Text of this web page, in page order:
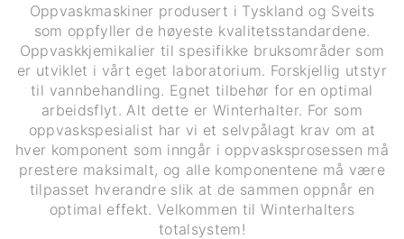
Oppvaskmaskiner produsert i Tyskland og Sveits
som oppfyller de høyeste kvalitetsstandardene.
Oppvaskkjemikalier til spesifikke bruksområder som
er utviklet i vårt eget laboratorium. Forskjellig utstyr
til vannbehandling. Egnet tilbehør for en optimal
arbeidsflyt. Alt dette er Winterhalter. For som
oppvaskspesialist har vi et selvpålagt krav om at
hver komponent som inngår i oppvasksprosessen må
prestere maksimalt, og alle komponentene må være
tilpasset hverandre slik at de sammen oppnår en
optimal effekt. Velkommen til Winterhalters
totalsystem!